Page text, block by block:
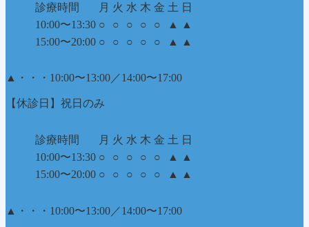
診療時間 月 火 水 木 金 土 日
10:00〜13:30 ○ ○ ○ ○ ○ ▲
▲
15:00〜20:00 ○ ○ ○ ○ ○ ▲ ▲
▲ ・・・10:00〜13:00／14:00〜17:00
【休診日】祝日のみ
診療時間 月 火 水 木 金 土 日
10:00〜13:30 ○ ○ ○ ○ ○ ▲
▲
15:00〜20:00 ○ ○ ○ ○ ○ ▲ ▲
▲ ・・・10:00〜13:00／14:00〜17:00